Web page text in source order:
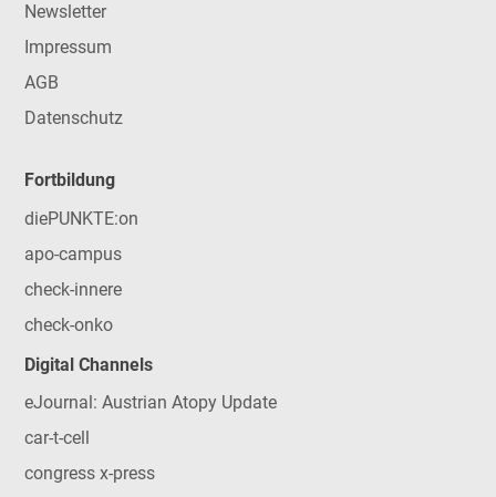
Newsletter
Impressum
AGB
Datenschutz
Fortbildung
diePUNKTE:on
apo-campus
check-innere
check-onko
Digital Channels
eJournal: Austrian Atopy Update
car-t-cell
congress x-press